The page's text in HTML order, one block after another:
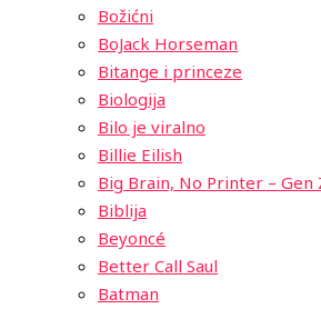
Božićni
BoJack Horseman
Bitange i princeze
Biologija
Bilo je viralno
Billie Eilish
Big Brain, No Printer – Gen
Biblija
Beyoncé
Better Call Saul
Batman